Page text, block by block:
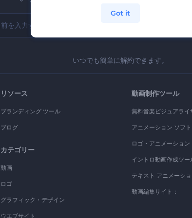
いつでも簡単に解約できます。
リソース
ブランディング ツール
ブログ
カテゴリー
動画
ロゴ
グラフィック・デザイン
ウエブサイト
動画制作ツール
無料音楽ビジュアライ
アニメーション ソフト
ロゴ・アニメーション
イントロ動画作成ツー
テキスト アニメーシ
動画編集サイト：
Got it